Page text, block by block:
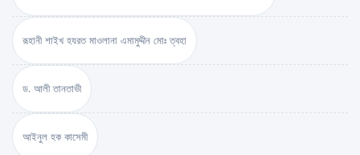
রূহানী শাইখ হযরত মাওলানা এমামুদ্দীন মোঃ ত্বহা
ড. আলী তানতাভী
আইনুল হক কাসেমী